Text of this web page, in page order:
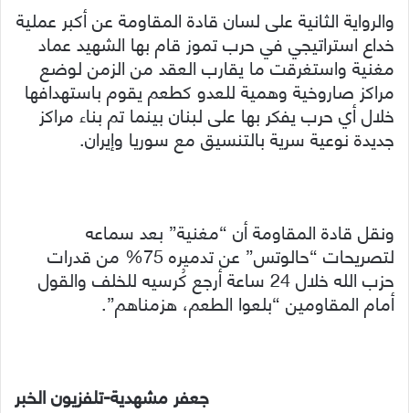
والرواية الثانية على لسان قادة المقاومة عن أكبر عملية
خداع استراتيجي في حرب تموز قام بها الشهيد عماد
مغنية واستغرقت ما يقارب العقد من الزمن لوضع
مراكز صاروخية وهمية للعدو كطعم يقوم باستهدافها
خلال أي حرب يفكر بها على لبنان بينما تم بناء مراكز
جديدة نوعية سرية بالتنسيق مع سوريا وإيران.
ونقل قادة المقاومة أن “مغنية” بعد سماعه
لتصريحات “حالوتس” عن تدميره 75% من قدرات
حزب الله خلال 24 ساعة أرجع كُرسيه للخلف والقول
أمام المقاومين “بلعوا الطعم، هزمناهم”.
جعفر مشهدية-تلفزيون الخبر